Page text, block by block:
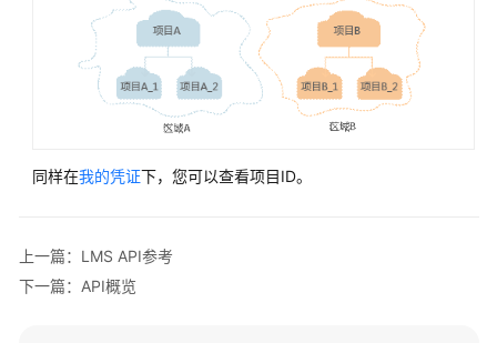
文
载
同样在我的凭证下，您可以查看项目ID。
上一篇：LMS API参考
下一篇：API概览